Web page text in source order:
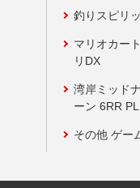
釣りスピリ
マリオカー
リDX
湾岸ミッド
ーン 6RR
その他 ゲー